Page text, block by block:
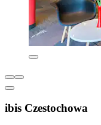
ibis Czestochowa